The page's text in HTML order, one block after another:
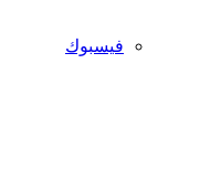
فيسبوك